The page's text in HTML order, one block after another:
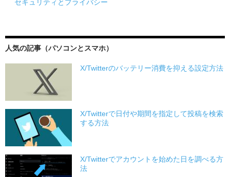
セキュリティとプライバシー
人気の記事（パソコンとスマホ）
X/Twitterのバッテリー消費を抑える設定方法
X/Twitterで日付や期間を指定して投稿を検索
する方法
X/Twitterでアカウントを始めた日を調べる方
法